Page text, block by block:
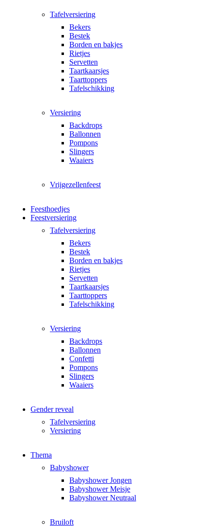
Tafelversiering
Bekers
Bestek
Borden en bakjes
Rietjes
Servetten
Taartkaarsjes
Taarttoppers
Tafelschikking
Versiering
Backdrops
Ballonnen
Pompons
Slingers
Waaiers
Vrijgezellenfeest
Feesthoedjes
Feestversiering
Tafelversiering
Bekers
Bestek
Borden en bakjes
Rietjes
Servetten
Taartkaarsjes
Taarttoppers
Tafelschikking
Versiering
Backdrops
Ballonnen
Confetti
Pompons
Slingers
Waaiers
Gender reveal
Tafelversiering
Versiering
Thema
Babyshower
Babyshower Jongen
Babyshower Meisje
Babyshower Neutraal
Bruiloft